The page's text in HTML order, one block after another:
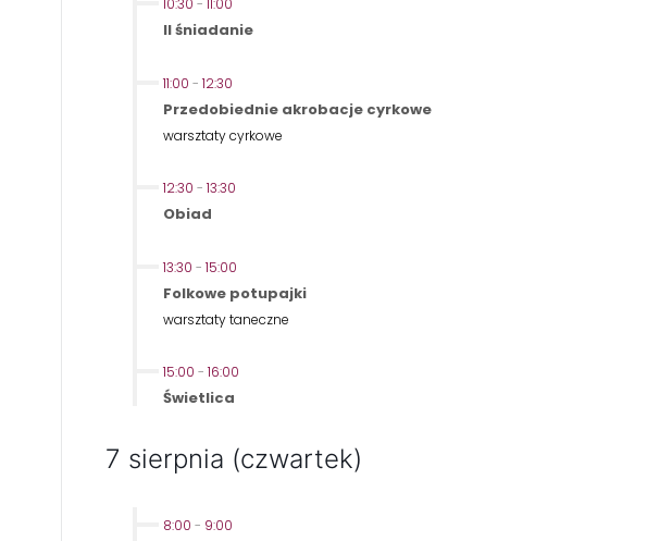
II śniadanie
11:00 - 12:30
Przedobiednie akrobacje cyrkowe
warsztaty cyrkowe
12:30 - 13:30
Obiad
13:30 - 15:00
Folkowe potupajki
warsztaty taneczne
15:00 - 16:00
Świetlica
7 sierpnia (czwartek)
8:00 - 9:00